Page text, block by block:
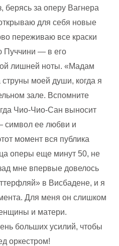
за оперу Вагнера
для себя новые
переживаю все краски
Пуччини — в его
лишней ноты. «Мадам
моей души, когда я
зале. Вспомните
Чио-Чио-Сан выносит
символ ее любви и
момент вся публика
оперы еще минут 50, не
мне впервые довелось
в Висбадене, и я
Для меня он слишком
и матери.
больших усилий, чтобы
оркестром!